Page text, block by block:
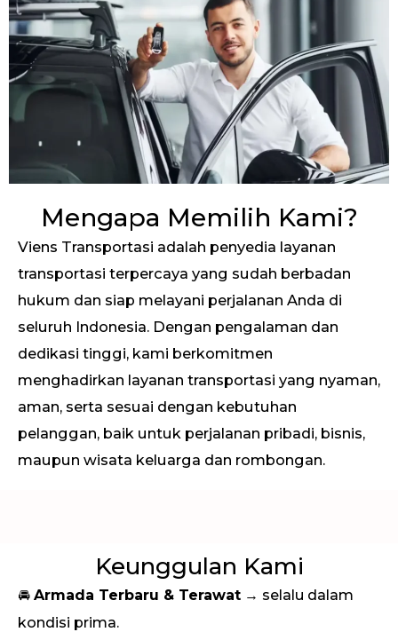
Mengapa Memilih Kami?
Viens Transportasi adalah penyedia layanan
transportasi terpercaya yang sudah berbadan
hukum dan siap melayani perjalanan Anda di
seluruh Indonesia. Dengan pengalaman dan
dedikasi tinggi, kami berkomitmen
menghadirkan layanan transportasi yang nyaman,
aman, serta sesuai dengan kebutuhan
pelanggan, baik untuk perjalanan pribadi, bisnis,
maupun wisata keluarga dan rombongan.
Keunggulan Kami
🚘 Armada Terbaru & Terawat → selalu dalam
kondisi prima.